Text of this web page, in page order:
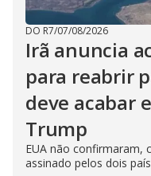
DO R7/07/08/2026
Irã anuncia
para reabrir
deve acabar
Trump
EUA não confirmaram,
assinado pelos dois